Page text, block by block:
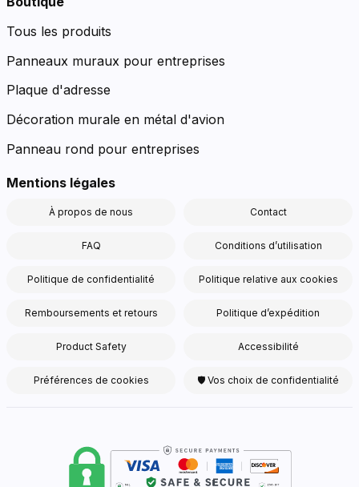
Tous les produits
Panneaux muraux pour entreprises
Plaque d'adresse
Décoration murale en métal d'avion
Panneau rond pour entreprises
Mentions légales
À propos de nous Contact
FAQ Conditions d’utilisation
Politique de confidentialité Politique relative aux cookies
Remboursements et retours Politique d’expédition
Product Safety Accessibilité
Préférences de cookies 🛡 Vos choix de confidentialité